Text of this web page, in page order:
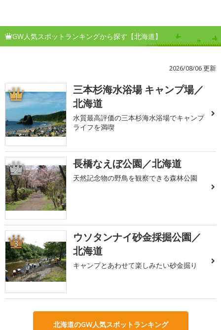
GW人気スポットランキングから探す【北海道】
2026/08/06 更新
1
三本杉海水浴場 キャンプ場／
北海道
水質最高評価の三本杉海水浴場でキャンプ
ライフを満喫
2 長橋なえぼ公園／北海道
天然記念物の野鳥を観察できる森林公園
3
ウソタンナイ砂金採掘公園／
北海道
キャンプとあわせて楽しみたい砂金掘り
北海道のGW人気スポットランキング